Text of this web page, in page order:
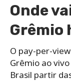
Onde
Grêmio
O pay-per-view
Grêmio ao
Brasil partir